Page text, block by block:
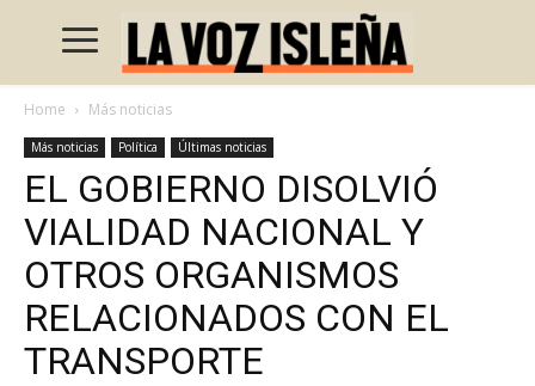
Home Más noticias
Más noticias Política Últimas noticias
EL GOBIERNO DISOLVIÓ
VIALIDAD NACIONAL Y
OTROS ORGANISMOS
RELACIONADOS CON EL
TRANSPORTE